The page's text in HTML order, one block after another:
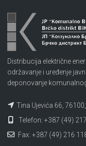
Distribucija električne
održavanje i uređenje
deponovanje
Tina Ujevića 66,
Telefon: +387 (49)
Fax: +387 (49) 216